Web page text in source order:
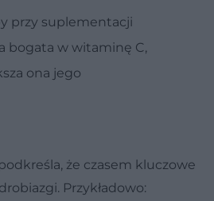
przy suplementacji
bogata w witaminę C,
ona jego
że czasem kluczowe
Przykładowo: